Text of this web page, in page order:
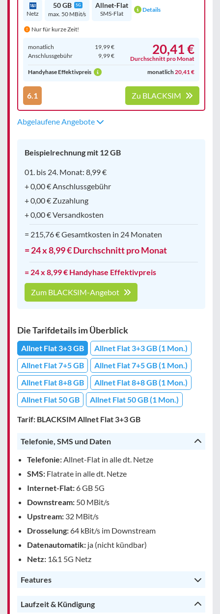
Netz
50 GB 5G
max. 50 MBit/s
Allnet-Flat
SMS-Flat Details
Nur für kurze Zeit!
monatlich
19,99 €
Anschluss­gebühr
9,99 € 20,41 €
Durchschnitt pro Monat
Handyhase Effektivpreis
monatlich 20,41 €
6.1 Zu BLACKSIM
Abgelaufene Angebote
Beispielrechnung mit 12 GB
01. bis 24. Monat: 8,99 €
+ 0,00 € Anschlussgebühr
+ 0,00 € Zuzahlung
+ 0,00 € Versandkosten
= 215,76 € Gesamtkosten in 24 Monaten
= 24 x 8,99 € Durchschnitt pro Monat
= 24 x 8,99 € Handyhase Effektivpreis
Zum BLACKSIM-Angebot
Die Tarifdetails im Überblick
Allnet Flat 3+3 GB
Allnet Flat 3+3 GB (1 Mon.)
Allnet Flat 7+5 GB
Allnet Flat 7+5 GB (1 Mon.)
Allnet Flat 8+8 GB
Allnet Flat 8+8 GB (1 Mon.)
Allnet Flat 50 GB
Allnet Flat 50 GB (1 Mon.)
Tarif: BLACKSIM Allnet Flat 3+3 GB
Telefonie, SMS und Daten
Telefonie: Allnet-Flat in alle dt. Netze
SMS: Flatrate in alle dt. Netze
Internet-Flat:6 GB 5G
Downstream: 50 MBit/s
Upstream: 32 MBit/s
Drosselung:64 kBit/s im Downstream
Datenautomatik: ja (nicht kündbar)
Netz: 1&1 5G Netz
Features
Laufzeit & Kündigung